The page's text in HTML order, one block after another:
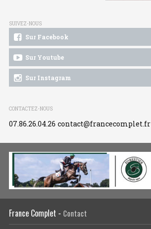
SUIVEZ-NOUS
Sur Facebook
Sur Youtube
Sur Instagram
CONTACTEZ-NOUS
07.86.26.04.26 contact@francecomplet.fr
France Complet - Contact